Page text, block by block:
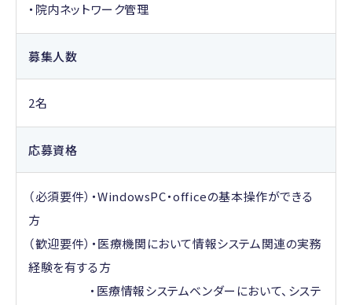
・院内ネットワーク管理
募集人数
2名
応募資格
（必須要件）・WindowsPC・officeの基本操作ができる
方
（歓迎要件）・医療機関において情報システム関連の実務
経験を有する方
・医療情報システムベンダーにおいて、システ